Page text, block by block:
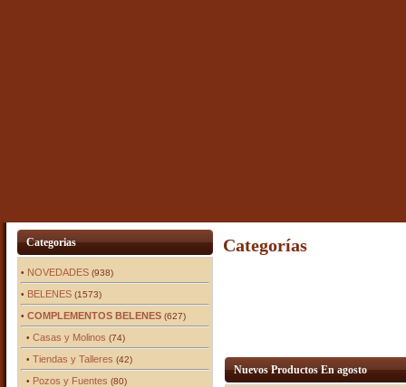
Categorias
• NOVEDADES(938)
• BELENES(1573)
• COMPLEMENTOS BELENES(627)
• Casas y Molinos (74)
• Tiendas y Talleres (42)
• Pozos y Fuentes (80)
Categorías
Nuevos Productos En agosto